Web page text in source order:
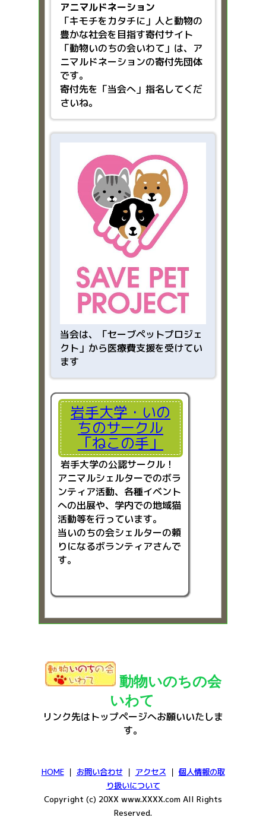
アニマルドネーション
「キモチをカタチに」人と動物の
豊かな社会を目指す寄付サイト
「動物いのちの会いわて」は、ア
ニマルドネーションの寄付先団体
です。
寄付先を「当会へ」指名してくだ
さいね。
当会は、「セーブペットプロジェ
クト」から医療費支援を受けてい
ます
岩手大学・いの
ちのサークル
「ねこの手」
岩手大学の公認サークル！
アニマルシェルターでのボラ
ンティア活動、各種イベント
への出展や、学内での地域猫
活動等を行っています。
当いのちの会シェルターの頼
りになるボランティアさんで
す。
動物いのちの会
いわて
リンク先はトップページへお願いいたしま
す。
HOME｜ お問い合わせ｜ アクセス ｜ 個人情報の取
り扱いについて
Copyright (c) 20XX www.XXXX.com All Rights
Reserved.